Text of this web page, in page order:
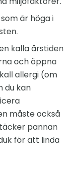
är höga i
kalla årstiden
och öppna
allergi (om
du kan
måste också
pannan
för att linda